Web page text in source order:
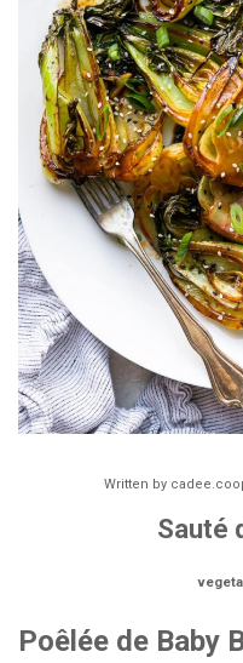
Written by
Sauté
Poêlée de Baby